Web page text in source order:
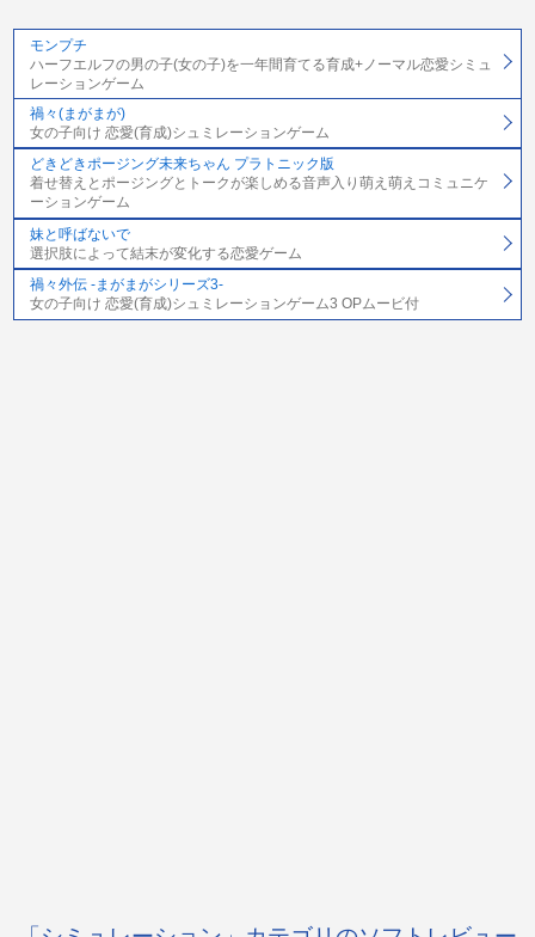
モンプチ
ハーフエルフの男の子(女の子)を一年間育てる育成+ノーマル恋愛シミュ
レーションゲーム
禍々(まがまが)
女の子向け 恋愛(育成)シュミレーションゲーム
どきどきポージング未来ちゃん プラトニック版
着せ替えとポージングとトークが楽しめる音声入り萌え萌えコミュニケ
ーションゲーム
妹と呼ばないで
選択肢によって結末が変化する恋愛ゲーム
禍々外伝 -まがまがシリーズ3-
女の子向け 恋愛(育成)シュミレーションゲーム3 OPムービ付